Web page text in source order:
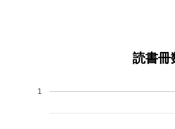
読書冊
1